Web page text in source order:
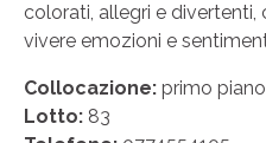
colorati, allegri e
vivere emozioni e
Collocazione: primo piano
Lotto: 83